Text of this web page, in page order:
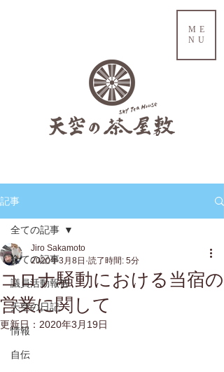
ME
NU
記事
全ての記事
議員活動報告
天空の日記
情報
自伝
全ての記事
コロナ騒動における当宿の
営業に関して
Jiro Sakamoto
2020年3月8日 読了時間: 5分
更新日： 2020年3月19日